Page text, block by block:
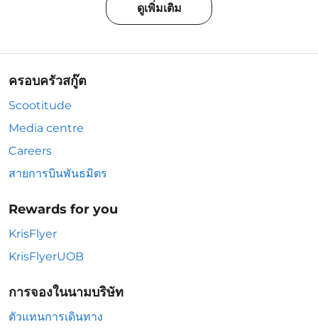
ดูเพิ่มเติม
ครอบครัวสกู๊ต
Scootitude
Media centre
Careers
สายการบินพันธมิตร
Rewards for you
KrisFlyer
KrisFlyerUOB
การจองในนามบริษัท
ตัวแทนการเดินทาง